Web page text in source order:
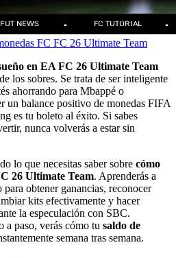
FC FC 26 Ultimate Team
en EA FC 26 Ultimate Team
los sobres. Se trata de ser inteligente
ahorrando para Mbappé o
un balance positivo de monedas FIFA
es tu boleto al éxito. Si sabes
nunca volverás a estar sin
lo que necesitas saber sobre cómo
26 Ultimate Team. Aprenderás a
obtener ganancias, reconocer
kits efectivamente y hacer
la especulación con SBC.
a paso, verás cómo tu saldo de
semana tras semana.